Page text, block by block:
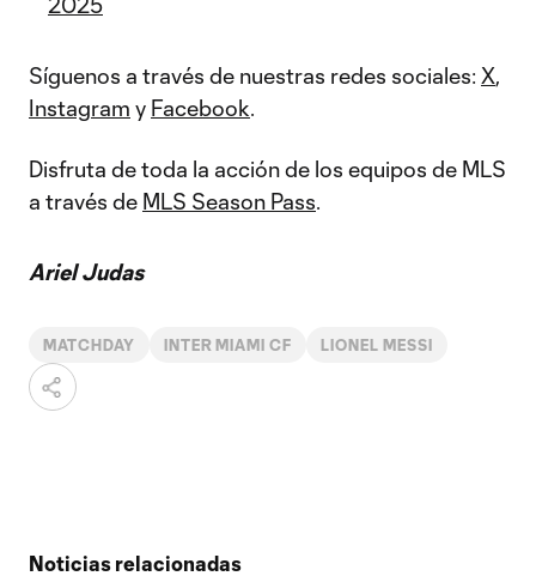
Síguenos a través de nuestras redes sociales: X,
Instagram y Facebook.
Disfruta de toda la acción de los equipos de MLS
a través de MLS Season Pass.
Ariel Judas
MATCHDAY INTER MIAMI CF LIONEL MESSI
Noticias relacionadas